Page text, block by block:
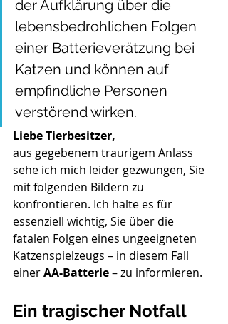
der Aufklärung über die
lebensbedrohlichen Folgen
einer Batterieverätzung bei
Katzen und können auf
empfindliche Personen
verstörend wirken.
Liebe Tierbesitzer,
aus gegebenem traurigem Anlass
sehe ich mich leider gezwungen, Sie
mit folgenden Bildern zu
konfrontieren. Ich halte es für
essenziell wichtig, Sie über die
fatalen Folgen eines ungeeigneten
Katzenspielzeugs – in diesem Fall
einer AA-Batterie – zu informieren.
Ein tragischer Notfall